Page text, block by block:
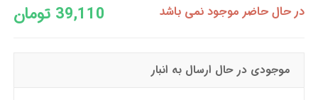
39,110 تومان در حال حاضر موجود نمی باشد
موجودی در حال ارسال به انبار